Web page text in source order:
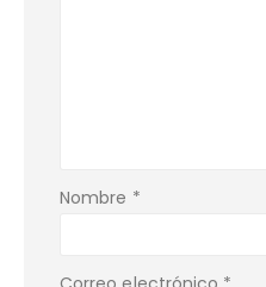
Nombre *